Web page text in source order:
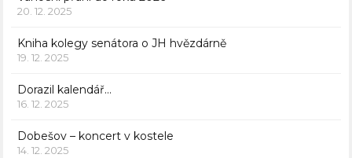
20. 12. 2025
Kniha kolegy senátora o JH hvězdárně
19. 12. 2025
Dorazil kalendář…
16. 12. 2025
Dobešov – koncert v kostele
14. 12. 2025